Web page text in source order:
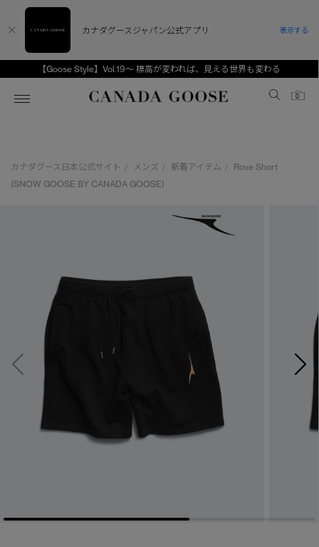
【Goose Style】Vol.19～ 標高が変われば、見える世界も変わる
Canada Goose
0
スノーグース
ウィメンズ TOP
サマー 26 コレクションLOOK
アウターウェア
フットウェア
メンズ TOP
サマー 26 コレクションLOOK
アウターウェア
フットウェア
キッズ TOP
ウェアの下取り・再販を通じて、長く愛される製
品の価値を受け継いでいきます。
アーカイブの希少なピースもご覧いただけます。
詳しく見る
カナダグース日本公式サイト / メンズ / 新着アイテム /
Rove Short
(SNOW GOOSE BY CANADA GOOSE)
カナダグースジャパン公式アプリ 表示する